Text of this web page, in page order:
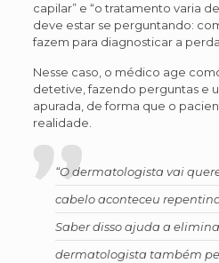
capilar” e “o tratamento varia
deve estar se perguntando:
fazem para diagnosticar a
Nesse caso, o médico age
detetive, fazendo perguntas e
apurada, de forma que o
realidade.
“O dermatologista vai
cabelo aconteceu
Saber disso ajuda a
dermatologista também